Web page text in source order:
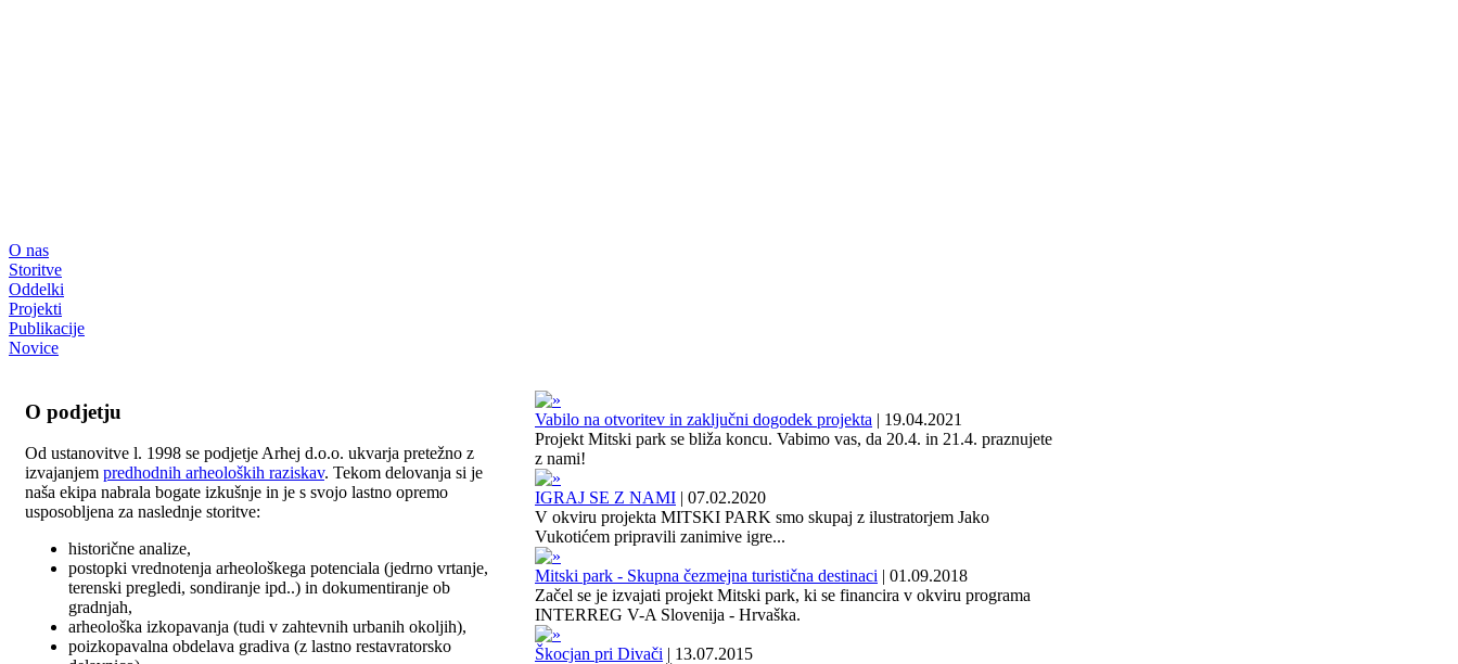
O nas
Storitve
Oddelki
Projekti
Publikacije
Novice
O podjetju
Od ustanovitve l. 1998 se podjetje Arhej d.o.o. ukvarja pretežno z
izvajanjem predhodnih arheoloških raziskav. Tekom delovanja si je
naša ekipa nabrala bogate izkušnje in je s svojo lastno opremo
usposobljena za naslednje storitve:
historične analize,
postopki vrednotenja arheološkega potenciala (jedrno vrtanje,
terenski pregledi, sondiranje ipd..) in dokumentiranje ob
gradnjah,
arheološka izkopavanja (tudi v zahtevnih urbanih okoljih),
poizkopavalna obdelava gradiva (z lastno restavratorsko
Vabilo na otvoritev in zaključni dogodek projekta | 19.04.2021
Projekt Mitski park se bliža koncu. Vabimo vas, da 20.4. in 21.4. praznujete
z nami!
IGRAJ SE Z NAMI | 07.02.2020
V okviru projekta MITSKI PARK smo skupaj z ilustratorjem Jako
Vukotićem pripravili zanimive igre...
Mitski park - Skupna čezmejna turistična destinaci | 01.09.2018
Začel se je izvajati projekt Mitski park, ki se financira v okviru programa
INTERREG V-A Slovenija - Hrvaška.
Škocjan pri Divači | 13.07.2015